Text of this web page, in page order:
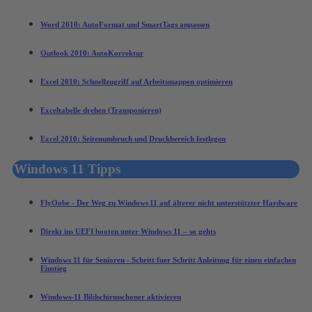
Word 2010: AutoFormat und SmartTags anpassen
Outlook 2010: AutoKorrektur
Excel 2010: Schnellzugriff auf Arbeitsmappen optimieren
Exceltabelle drehen (Transponieren)
Excel 2010: Seitenumbruch und Druckbereich festlegen
Windows 11 Tipps
FlyOobe - Der Weg zu Windows 11 auf älterer nicht unterstützter Hardware
Direkt ins UEFI booten unter Windows 11 – so gehts
Windows 11 für Senioren - Schritt fuer Schritt Anleitung für einen einfachen
Einstieg
Windows-11 Bildschirmschoner aktivieren